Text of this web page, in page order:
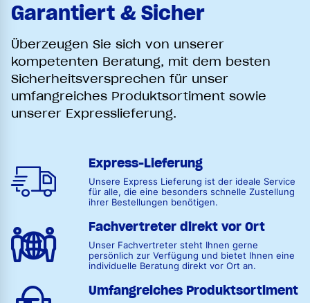
Garantiert & Sicher
Überzeugen Sie sich von unserer
kompetenten Beratung, mit dem besten
Sicherheitsversprechen für unser
umfangreiches Produktsortiment sowie
unserer Expresslieferung.
Express-Lieferung
Unsere Express Lieferung ist der ideale Service
für alle, die eine besonders schnelle Zustellung
ihrer Bestellungen benötigen.
Fachvertreter direkt vor Ort
Unser Fachvertreter steht Ihnen gerne
persönlich zur Verfügung und bietet Ihnen eine
individuelle Beratung direkt vor Ort an.
Umfangreiches Produktsortiment